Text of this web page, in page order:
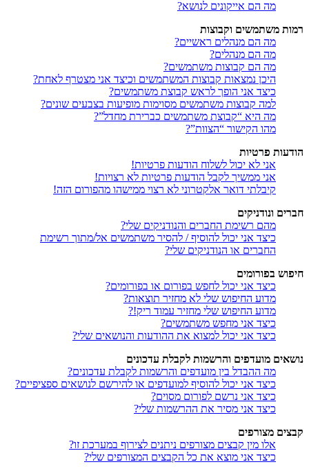
מה הם אייקונים לנושא?
רמות משתמשים וקבוצות
מה הם מנהלים ראשיים?
מה הם מנהלים?
מה הם קבוצות משתמשים?
היכן נמצאות קבוצות המשתמשים וכיצד אני מצטרף לאחת?
כיצד אני הופך לראש קבוצת משתמשים?
למה קבוצות משתמשים מסוימות מופיעות בצבעים שונים?
מה היא “קבוצת משתמשים כברירת מחדל”?
מהו הקישור “הצוות”?
הודעות פרטיות
אני לא יכול לשלוח הודעות פרטיות!
אני ממשיך לקבל הודעות פרטיות לא רצויות!
קיבלתי דואר אלקטרוני לא רצוי ממישהו מהפורום הזה!
חברים ונודניקים
מהם רשימת החברים והנודניקים שלי?
כיצד אני יכול להוסיף / להסיר משתמשים אל/מתוך רשימת
החברים או הנודניקים שלי?
חיפוש בפורומים
כיצד אני יכול לחפש בפורום או בפורומים?
מדוע החיפוש שלי לא מחזיר תוצאות?
מדוע החיפוש שלי מחזיר עמוד ריק!?
כיצד אני מחפש משתמשים?
כיצד אני יכול למצוא את ההודעות והנושאים שלי?
נושאים מועדפים והרשמות לקבלת עדכונים
מה ההבדל בין מועדפים והרשמות לקבלת עדכונים?
כיצד אני יכול להוסיף למועדפים או להירשם לנושאים ספציפיים?
כיצד אני נרשם לפורום מסוים?
כיצד אני מסיר את ההרשמות שלי?
קבצים מצורפים
אלו מין קבצים מצורפים ניתנים לצירוף במערכת זו?
כיצד אני מוצא את כל הקבצים המצורפים שלי?